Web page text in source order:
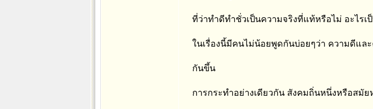
ที่ว่าทำดีทำชั่วเป็นความจริงที่แท้หรือไม่ อะไรเ
ในเรื่องนี้มีคนไม่น้อยพูดกันบ่อยๆว่า ความดีแล
กันขึ้น
การกระทำอย่างเดียวกัน สังคมถิ่นหนึ่งหรือสมั